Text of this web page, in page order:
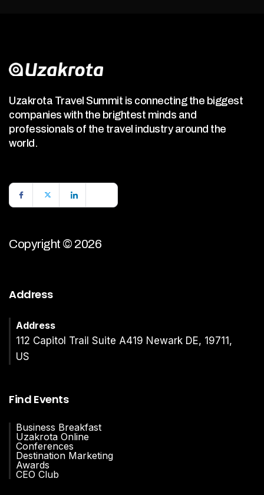
Uzakrota Travel Summit is connecting the biggest
companies with the brightest minds and
professionals of the travel industry around the
world.
Copyright © 2026
Address
Address
112 Capitol Trail Suite A419 Newark DE, 19711,
US
Find Events
Business Breakfast
Uzakrota Online
Conferences
Destination Marketing
Awards
CEO Club